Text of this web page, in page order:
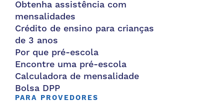
Obtenha assistência com
mensalidades
Crédito de ensino para crianças
de 3 anos
Por que pré-escola
Encontre uma pré-escola
Calculadora de mensalidade
Bolsa DPP
PARA PROVEDORES